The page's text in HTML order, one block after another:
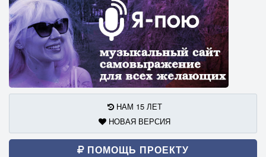
НАМ 15 ЛЕТ
НОВАЯ ВЕРСИЯ
ПОМОЩЬ ПРОЕКТУ